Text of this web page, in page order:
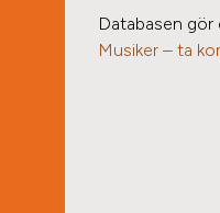
Databasen gör
Musiker – ta